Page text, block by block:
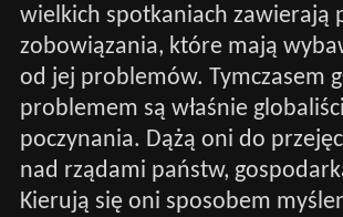
wielkich spotkaniach zawierają
zobowiązania, które mają
od jej problemów. Tymczasem
problemem są właśnie
poczynania. Dążą oni do
nad rządami państw,
Kierują się oni sposobem